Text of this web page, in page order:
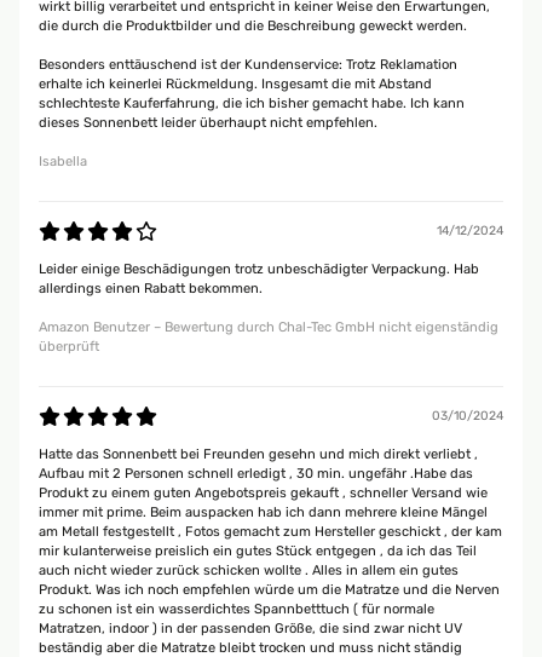
wirkt billig verarbeitet und entspricht in keiner Weise den Erwartungen,
die durch die Produktbilder und die Beschreibung geweckt werden.
Besonders enttäuschend ist der Kundenservice: Trotz Reklamation
erhalte ich keinerlei Rückmeldung. Insgesamt die mit Abstand
schlechteste Kauferfahrung, die ich bisher gemacht habe. Ich kann
dieses Sonnenbett leider überhaupt nicht empfehlen.
Isabella
14/12/2024
Leider einige Beschädigungen trotz unbeschädigter Verpackung. Hab
allerdings einen Rabatt bekommen.
Amazon Benutzer – Bewertung durch Chal-Tec GmbH nicht eigenständig
überprüft
03/10/2024
Hatte das Sonnenbett bei Freunden gesehn und mich direkt verliebt ,
Aufbau mit 2 Personen schnell erledigt , 30 min. ungefähr .Habe das
Produkt zu einem guten Angebotspreis gekauft , schneller Versand wie
immer mit prime. Beim auspacken hab ich dann mehrere kleine Mängel
am Metall festgestellt , Fotos gemacht zum Hersteller geschickt , der kam
mir kulanterweise preislich ein gutes Stück entgegen , da ich das Teil
auch nicht wieder zurück schicken wollte . Alles in allem ein gutes
Produkt. Was ich noch empfehlen würde um die Matratze und die Nerven
zu schonen ist ein wasserdichtes Spannbetttuch ( für normale
Matratzen, indoor ) in der passenden Größe, die sind zwar nicht UV
beständig aber die Matratze bleibt trocken und muss nicht ständig